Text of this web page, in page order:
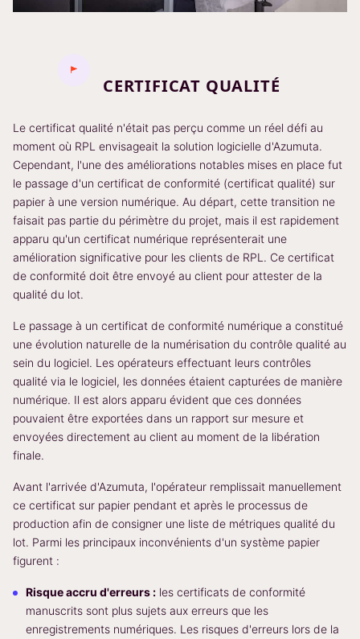
CERTIFICAT QUALITÉ
Le certificat qualité n'était pas perçu comme un réel défi au
moment où RPL envisageait la solution logicielle d'Azumuta.
Cependant, l'une des améliorations notables mises en place fut
le passage d'un certificat de conformité (certificat qualité) sur
papier à une version numérique. Au départ, cette transition ne
faisait pas partie du périmètre du projet, mais il est rapidement
apparu qu'un certificat numérique représenterait une
amélioration significative pour les clients de RPL. Ce certificat
de conformité doit être envoyé au client pour attester de la
qualité du lot.
Le passage à un certificat de conformité numérique a constitué
une évolution naturelle de la numérisation du contrôle qualité au
sein du logiciel. Les opérateurs effectuant leurs contrôles
qualité via le logiciel, les données étaient capturées de manière
numérique. Il est alors apparu évident que ces données
pouvaient être exportées dans un rapport sur mesure et
envoyées directement au client au moment de la libération
finale.
Avant l'arrivée d'Azumuta, l'opérateur remplissait manuellement
ce certificat sur papier pendant et après le processus de
production afin de consigner une liste de métriques qualité du
lot. Parmi les principaux inconvénients d'un système papier
figurent :
Risque accru d'erreurs : les certificats de conformité
manuscrits sont plus sujets aux erreurs que les
enregistrements numériques. Les risques d'erreurs lors de la